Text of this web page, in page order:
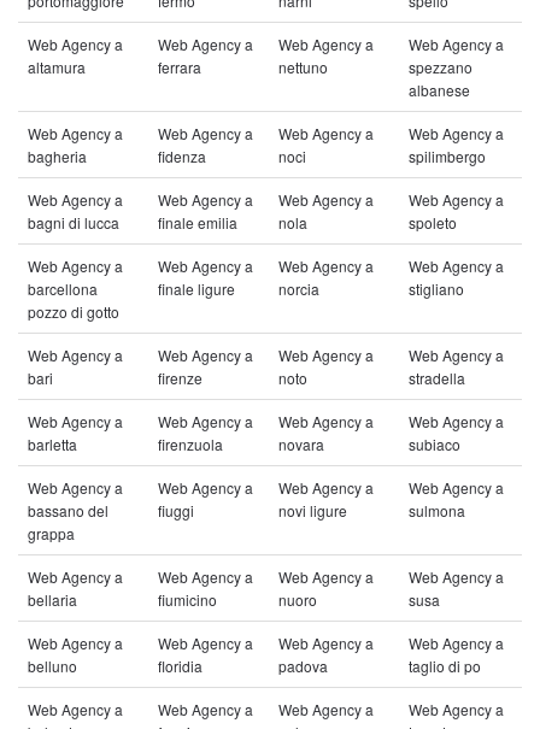
Web Agency a
altamura
Web Agency a
ferrara
Web Agency a
nettuno
Web Agency a
spezzano
albanese
Web Agency a
bagheria
Web Agency a
fidenza
Web Agency a
noci
Web Agency a
spilimbergo
Web Agency a
bagni di lucca
Web Agency a
finale emilia
Web Agency a
nola
Web Agency a
spoleto
Web Agency a
barcellona
pozzo di gotto
Web Agency a
finale ligure
Web Agency a
norcia
Web Agency a
stigliano
Web Agency a
bari
Web Agency a
firenze
Web Agency a
noto
Web Agency a
stradella
Web Agency a
barletta
Web Agency a
firenzuola
Web Agency a
novara
Web Agency a
subiaco
Web Agency a
bassano del
grappa
Web Agency a
fiuggi
Web Agency a
novi ligure
Web Agency a
sulmona
Web Agency a
bellaria
Web Agency a
fiumicino
Web Agency a
nuoro
Web Agency a
susa
Web Agency a
belluno
Web Agency a
floridia
Web Agency a
padova
Web Agency a
taglio di po
Web Agency a
Web Agency a
Web Agency a
Web Agency a